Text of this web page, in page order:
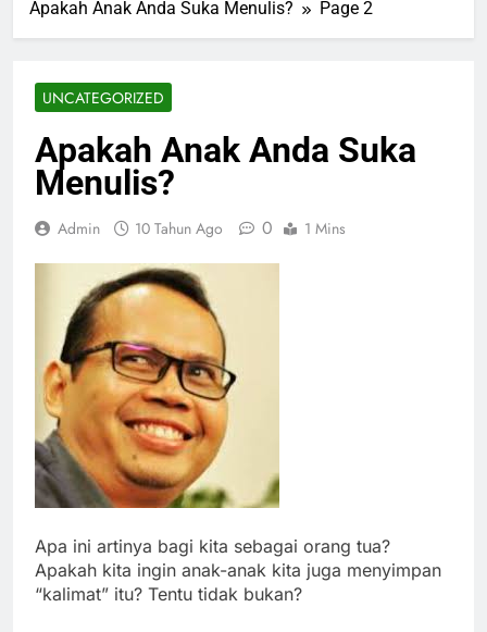
Apakah Anak Anda Suka Menulis?
Page 2
UNCATEGORIZED
Apakah Anak Anda Suka
Menulis?
Admin 10 Tahun Ago 0 1 Mins
Apa ini artinya bagi kita sebagai orang tua?
Apakah kita ingin anak-anak kita juga menyimpan
“kalimat” itu? Tentu tidak bukan?